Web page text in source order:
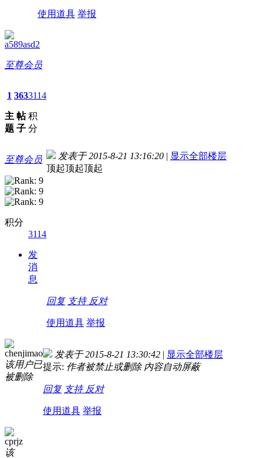
使用道具 举报
a589asd2
至尊会员
1
主
题
363
帖
子
3114
积
分
至尊会员
积分
3114
发
消
息
发表于 2015-8-21 13:16:20 | 显示全部楼层
顶起顶起顶起
回复 支持 反对
使用道具 举报
chenjimao
该用户已
被删除
发表于 2015-8-21 13:30:42 | 显示全部楼层
提示: 作者被禁止或删除 内容自动屏蔽
回复 支持 反对
使用道具 举报
cprjz
该